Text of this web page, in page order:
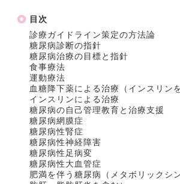
目次
診療ガイドライン策定の方法論
糖尿病診断の指針
糖尿病治療の目標と指針
食事療法
運動療法
血糖降下薬による治療（インスリン
インスリンによる治療
糖尿病の自己管理教育と治療支援
糖尿病網膜症
糖尿病性腎症
糖尿病性神経障害
糖尿病性足病変
糖尿病性大血管症
肥満を伴う糖尿病（メタボリックシ